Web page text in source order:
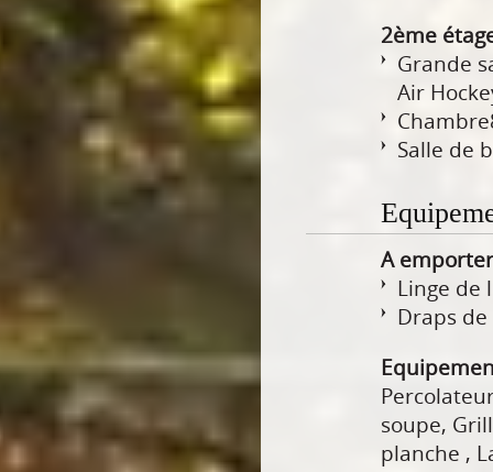
2ème
Grande
Air
Salle de
A emporter
Linge de
Draps
soupe,
planche ,